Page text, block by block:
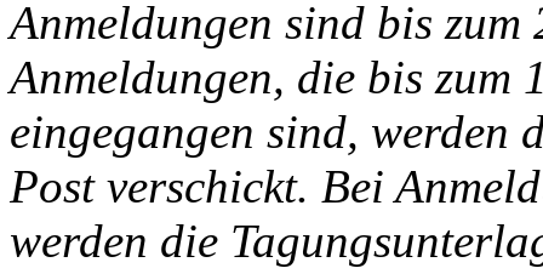
Anmeldungen sind bis
Anmeldungen, die bis
eingegangen sind, werden
Post verschickt. Bei
werden die